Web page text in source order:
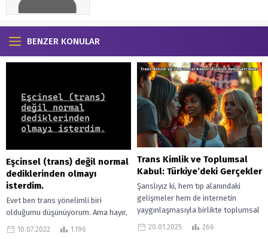
BENZER KONULAR
Eşcinsel (trans) değil normal
dediklerinden olmayı
isterdim.
Evet ben trans yönelimli biri
olduğumu düşünüyorum. Ama hayır,
henüz tam olarak bir trans kadın
10.07.2022 1.196
Trans Kimlik ve Toplumsal
Kabul: Türkiye’deki Gerçekler
Şanslıyız ki, hem tıp alanındaki
gelişmeler hem de internetin
yaygınlaşmasıyla birlikte toplumsal
algıda bir nebze olsun olumlu bir
değişim yaşanıyor....
20.01.2025 266